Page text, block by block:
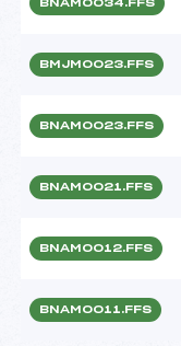
BNAM0034.FFS
BMJM0023.FFS
BNAM0023.FFS
BNAM0021.FFS
BNAM0012.FFS
BNAM0011.FFS